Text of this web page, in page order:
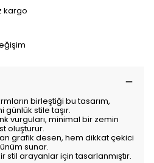
kargo
birleştiği bu tasarım,
stile taşır.
vurguları, minimal bir zemin
oluşturur.
grafik desen, hem dikkat çekici
sunar.
stil arayanlar için tasarlanmıştır.